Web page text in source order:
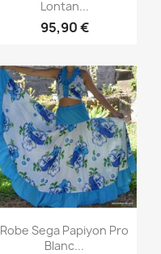
Lontan...
95,90 €
 Aperçu rapide
Robe Sega Papiyon Pro
Blanc...